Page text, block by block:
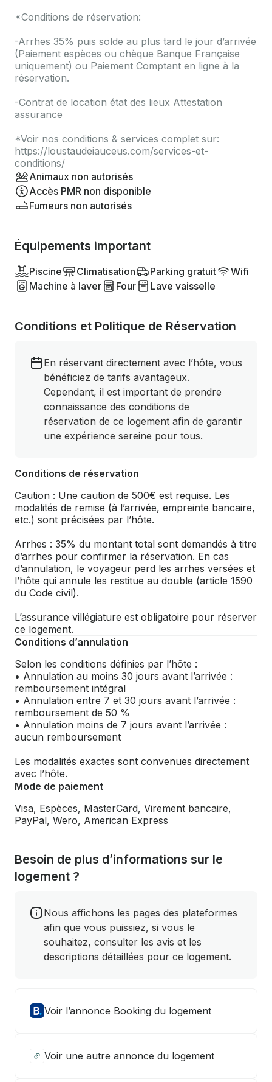
*Conditions de réservation:
-Arrhes 35% puis solde au plus tard le jour d’arrivée
(Paiement espèces ou chèque Banque Française
uniquement) ou Paiement Comptant en ligne à la
réservation.
-Contrat de location état des lieux Attestation
assurance
*Voir nos conditions & services complet sur:
https://loustaudeiauceus.com/services-et-
conditions/
Animaux non autorisés
Accès PMR non disponible
Fumeurs non autorisés
Équipements important
Piscine Climatisation Parking gratuit
Wifi
Machine à laver
Four Lave vaisselle
Conditions et Politique de Réservation
En réservant directement avec l’hôte, vous
bénéficiez de tarifs avantageux.
Cependant, il est important de prendre
connaissance des conditions de
réservation de ce logement afin de garantir
une expérience sereine pour tous.
Conditions de réservation
Caution : Une caution de 500€ est requise. Les
modalités de remise (à l’arrivée, empreinte bancaire,
etc.) sont précisées par l’hôte.
Arrhes : 35% du montant total sont demandés à titre
d’arrhes pour confirmer la réservation. En cas
d’annulation, le voyageur perd les arrhes versées et
l’hôte qui annule les restitue au double (article 1590
du Code civil).
L’assurance villégiature est obligatoire pour réserver
ce logement.
Conditions d’annulation
Selon les conditions définies par l’hôte :
• Annulation au moins 30 jours avant l’arrivée :
remboursement intégral
• Annulation entre 7 et 30 jours avant l’arrivée :
remboursement de 50 %
• Annulation moins de 7 jours avant l’arrivée :
aucun remboursement
Les modalités exactes sont convenues directement
avec l’hôte.
Mode de paiement
Visa, Espèces, MasterCard, Virement bancaire,
PayPal, Wero, American Express
Besoin de plus d’informations sur le
logement ?
Nous affichons les pages des plateformes
afin que vous puissiez, si vous le
souhaitez, consulter les avis et les
descriptions détaillées pour ce logement.
Voir l’annonce Booking du logement
Voir une autre annonce du logement